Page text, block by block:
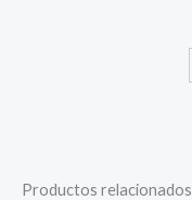
Productos relacionados